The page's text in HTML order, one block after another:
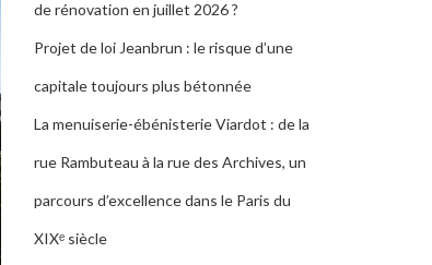
de rénovation en juillet 2026 ?
Projet de loi Jeanbrun : le risque d’une
capitale toujours plus bétonnée
La menuiserie-ébénisterie Viardot : de la
rue Rambuteau à la rue des Archives, un
parcours d’excellence dans le Paris du
XIXᵉ siècle